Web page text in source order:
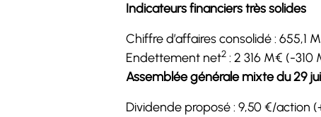
Indicateurs financiers très solides
Chiffre d’affaires consolidé : 655,1
Endettement net2 : 2 316 M€ (-310
Assemblée générale mixte du 29
Dividende proposé : 9,50 €/action